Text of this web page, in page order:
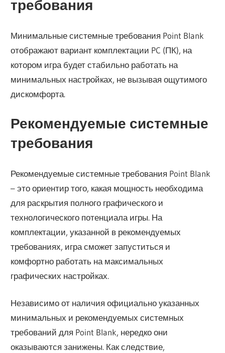
требования
Минимальные системные требования Point Blank
отображают вариант комплектации PC (ПК), на
котором игра будет стабильно работать на
минимальных настройках, не вызывая ощутимого
дискомфорта.
Рекомендуемые системные
требования
Рекомендуемые системные требования Point Blank
– это ориентир того, какая мощность необходима
для раскрытия полного графического и
технологического потенциала игры. На
комплектации, указанной в рекомендуемых
требованиях, игра сможет запуститься и
комфортно работать на максимальных
графических настройках.
Независимо от наличия официально указанных
минимальных и рекомендуемых системных
требований для Point Blank, нередко они
оказываются занижены. Как следствие,